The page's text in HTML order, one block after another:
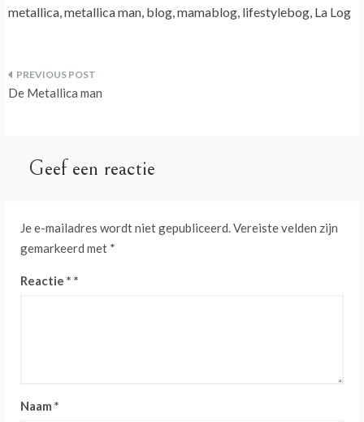
metallica, metallica man, blog, mamablog, lifestylebog, La Log
Bericht
De Metallica man
Geef een reactie
Je e-mailadres wordt niet gepubliceerd.Vereiste velden zijn
gemarkeerd met *
Reactie *
Naam *